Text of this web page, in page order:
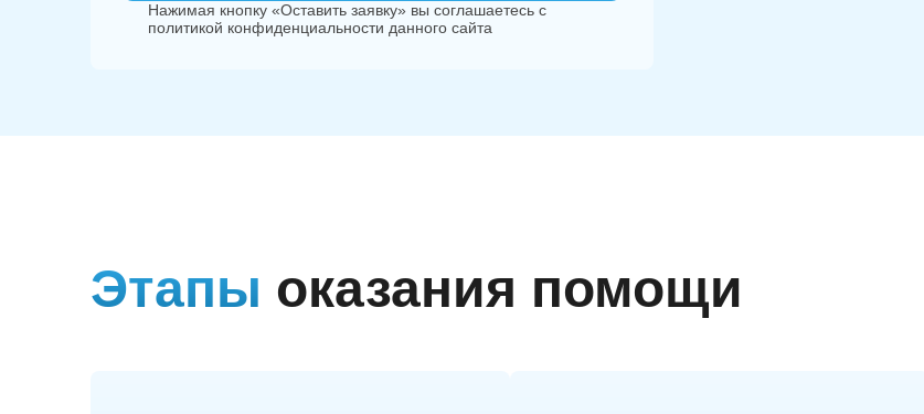
Нажимая кнопку «Оставить заявку» вы соглашаетесь с
политикой конфиденциальности данного сайта
Этапы оказания помощи